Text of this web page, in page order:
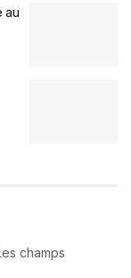
au
champs